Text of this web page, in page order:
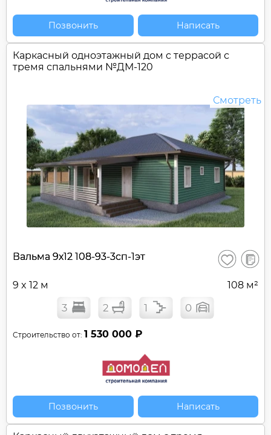
Позвонить Написать
Каркасный одноэтажный дом c террасой с
тремя спальнями №ДМ-120
Смотреть
Вальма 9х12 108-93-3сп-1эт Сохранить
В
9 x 12 м 108 м²
3 2 1 0
Строительство от: 1 530 000 ₽
Позвонить Написать